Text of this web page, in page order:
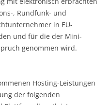
, Rundfunk- und
in EU-
und für die der Mini-
genommen wird.
Hosting-Leistungen
der folgenden